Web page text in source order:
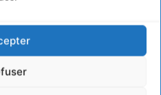
nos valeurs, lesquelles,
sont multiples et font
éthique environnementale
même du point de vue le
si on veut que